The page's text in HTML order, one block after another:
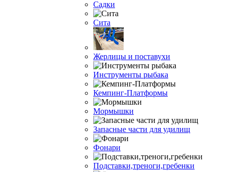
Садки
Сита
Жерлицы и поставухи
Инструменты рыбака
Кемпинг-Платформы
Мормышки
Запасные части для удилищ
Фонари
Подставки,треноги,гребенки